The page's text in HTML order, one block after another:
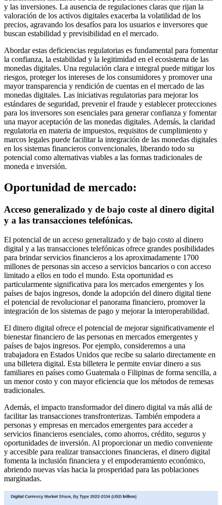
y las inversiones. La ausencia de regulaciones claras que rijan la
valoración de los activos digitales exacerba la volatilidad de los
precios, agravando los desafíos para los usuarios e inversores que
buscan estabilidad y previsibilidad en el mercado.
Abordar estas deficiencias regulatorias es fundamental para fomentar
la confianza, la estabilidad y la legitimidad en el ecosistema de las
monedas digitales. Una regulación clara e integral puede mitigar los
riesgos, proteger los intereses de los consumidores y promover una
mayor transparencia y rendición de cuentas en el mercado de las
monedas digitales. Las iniciativas regulatorias para mejorar los
estándares de seguridad, prevenir el fraude y establecer protecciones
para los inversores son esenciales para generar confianza y fomentar
una mayor aceptación de las monedas digitales. Además, la claridad
regulatoria en materia de impuestos, requisitos de cumplimiento y
marcos legales puede facilitar la integración de las monedas digitales
en los sistemas financieros convencionales, liberando todo su
potencial como alternativas viables a las formas tradicionales de
moneda e inversión.
Oportunidad de mercado:
Acceso generalizado y de bajo coste al dinero digital
y a las transacciones telefónicas.
El potencial de un acceso generalizado y de bajo costo al dinero
digital y a las transacciones telefónicas ofrece grandes posibilidades
para brindar servicios financieros a los aproximadamente 1700
millones de personas sin acceso a servicios bancarios o con acceso
limitado a ellos en todo el mundo. Esta oportunidad es
particularmente significativa para los mercados emergentes y los
países de bajos ingresos, donde la adopción del dinero digital tiene
el potencial de revolucionar el panorama financiero, promover la
integración de los sistemas de pago y mejorar la interoperabilidad.
El dinero digital ofrece el potencial de mejorar significativamente el
bienestar financiero de las personas en mercados emergentes y
países de bajos ingresos. Por ejemplo, consideremos a una
trabajadora en Estados Unidos que recibe su salario directamente en
una billetera digital. Esta billetera le permite enviar dinero a sus
familiares en países como Guatemala o Filipinas de forma sencilla, a
un menor costo y con mayor eficiencia que los métodos de remesas
tradicionales.
Además, el impacto transformador del dinero digital va más allá de
facilitar las transacciones transfronterizas. También empodera a
personas y empresas en mercados emergentes para acceder a
servicios financieros esenciales, como ahorros, crédito, seguros y
oportunidades de inversión. Al proporcionar un medio conveniente
y accesible para realizar transacciones financieras, el dinero digital
fomenta la inclusión financiera y el empoderamiento económico,
abriendo nuevas vías hacia la prosperidad para las poblaciones
marginadas.